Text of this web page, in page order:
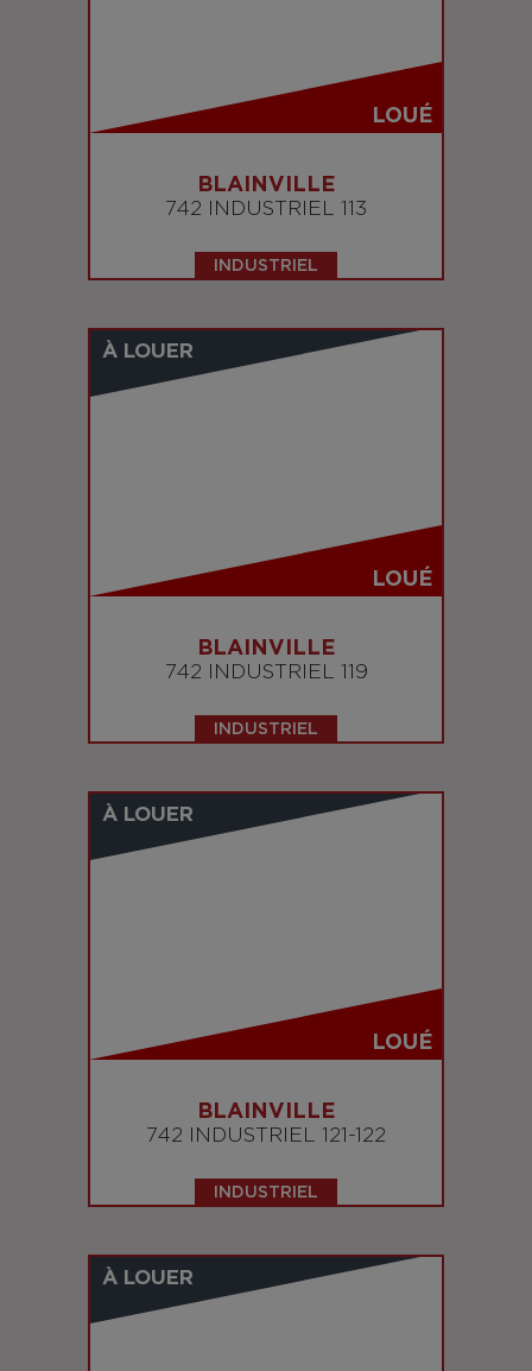
LOUÉ
BLAINVILLE
742 INDUSTRIEL 113
INDUSTRIEL
À LOUER
LOUÉ
BLAINVILLE
742 INDUSTRIEL 119
INDUSTRIEL
À LOUER
LOUÉ
BLAINVILLE
742 INDUSTRIEL 121-122
INDUSTRIEL
À LOUER